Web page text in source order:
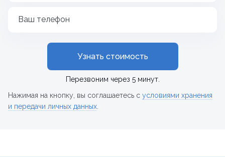
Ваш телефон
Узнать стоимость
Перезвоним через 5 минут.
Нажимая на кнопку, вы соглашаетесь с условиями хранения
и передачи личных данных